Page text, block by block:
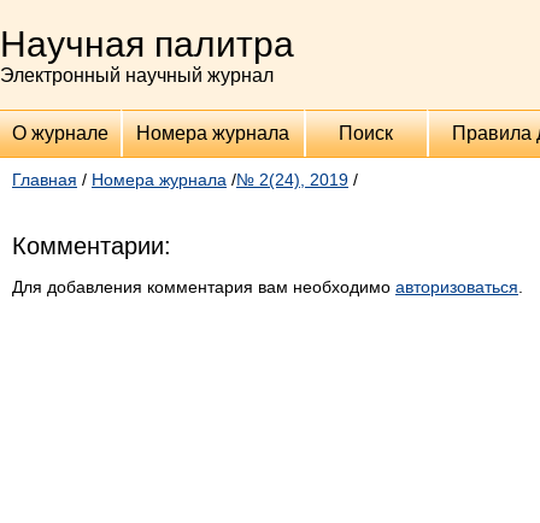
Научная палитра
Электронный научный журнал
О журнале Номера журнала Поиск Правила
Главная / Номера журнала /№ 2(24), 2019 /
Комментарии:
Для добавления комментария вам необходимо авторизоваться